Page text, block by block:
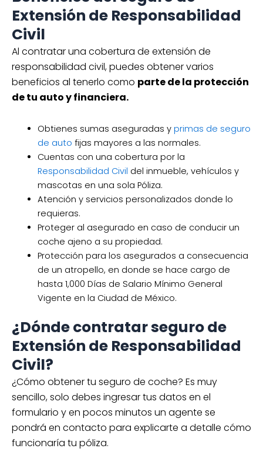
Extensión de Responsabilidad
Civil
Al contratar una cobertura de extensión de
responsabilidad civil, puedes obtener varios
beneficios al tenerlo como parte de la protección
de tu auto y financiera.
Obtienes sumas aseguradas y primas de seguro
de auto fijas mayores a las normales.
Cuentas con una cobertura por la
Responsabilidad Civil del inmueble, vehículos y
mascotas en una sola Póliza.
Atención y servicios personalizados donde lo
requieras.
Proteger al asegurado en caso de conducir un
coche ajeno a su propiedad.
Protección para los asegurados a consecuencia
de un atropello, en donde se hace cargo de
hasta 1,000 Días de Salario Mínimo General
Vigente en la Ciudad de México.
¿Dónde contratar seguro de
Extensión de Responsabilidad
Civil?
¿Cómo obtener tu seguro de coche? Es muy
sencillo, solo debes ingresar tus datos en el
formulario y en pocos minutos un agente se
pondrá en contacto para explicarte a detalle cómo
funcionaría tu póliza.